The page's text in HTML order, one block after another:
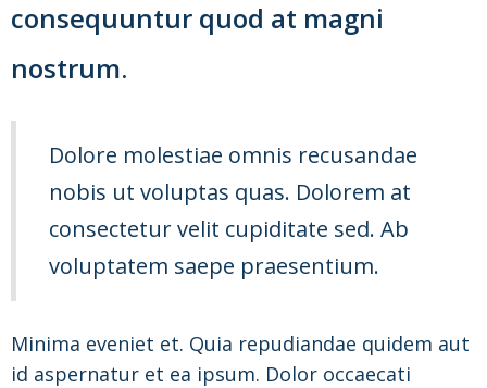
consequuntur quod at magni
nostrum.
Dolore molestiae omnis recusandae
nobis ut voluptas quas. Dolorem at
consectetur velit cupiditate sed. Ab
voluptatem saepe praesentium.
Minima eveniet et. Quia repudiandae quidem aut
id aspernatur et ea ipsum. Dolor occaecati